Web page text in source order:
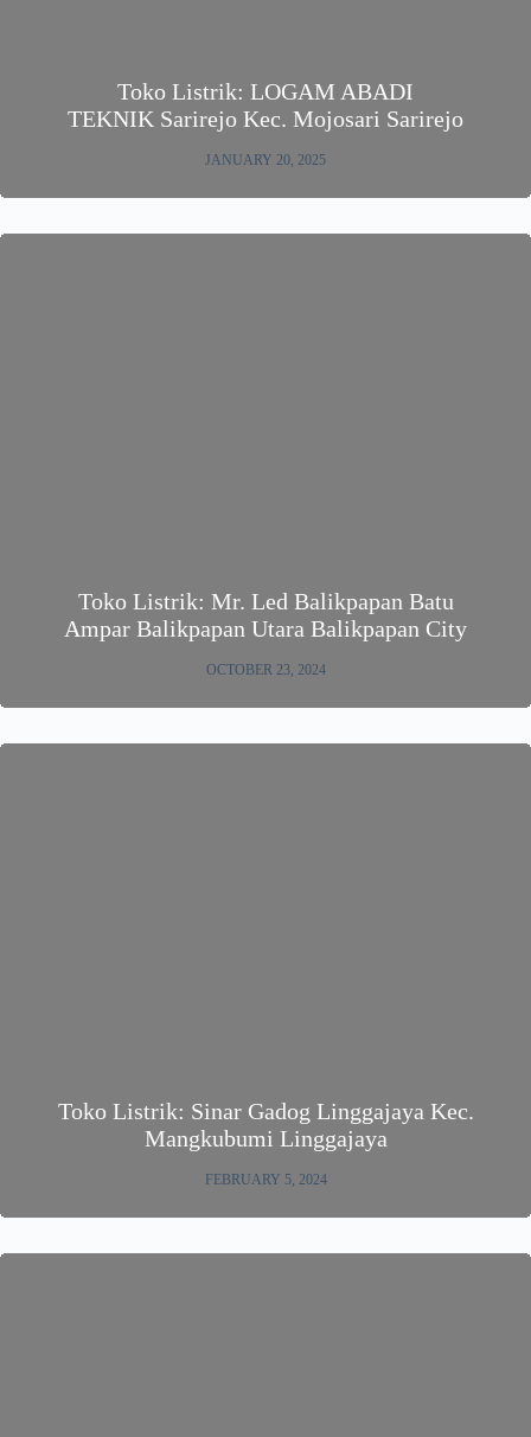
Toko Listrik: LOGAM ABADI
TEKNIK Sarirejo Kec. Mojosari Sarirejo
JANUARY 20, 2025
Toko Listrik: Mr. Led Balikpapan Batu
Ampar Balikpapan Utara Balikpapan City
OCTOBER 23, 2024
Toko Listrik: Sinar Gadog Linggajaya Kec.
Mangkubumi Linggajaya
FEBRUARY 5, 2024